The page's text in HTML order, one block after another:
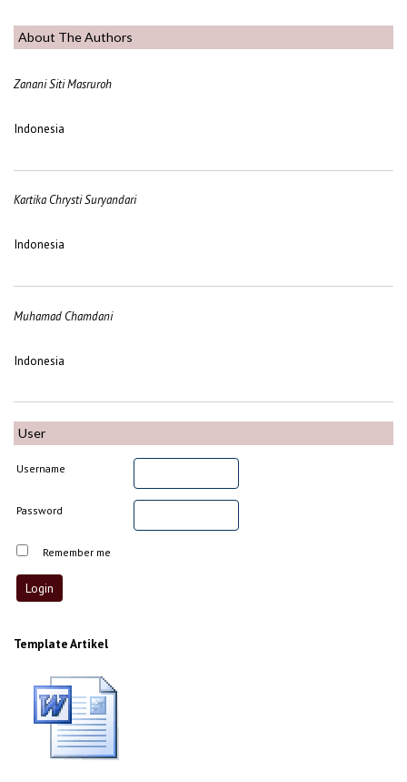
About The Authors
Zanani Siti Masruroh
Indonesia
Kartika Chrysti Suryandari
Indonesia
Muhamad Chamdani
Indonesia
User
Username
Password
Remember me
Template Artikel